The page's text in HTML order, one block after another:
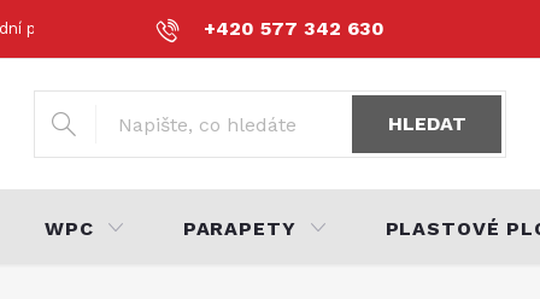
+420 577 342 630
podmínky Podmínky ochrany osobních údajů
HLEDAT
WPC PARAPETY PLASTOVÉ